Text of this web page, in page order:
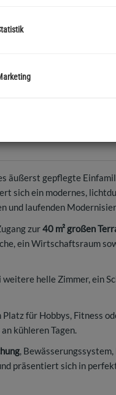
äußerst gepflegte
sich ein modernes,
und laufenden
zur40 m² großen
ein Wirtschaftsraum
helle Zimmer, ein
für Hobbys, Fitness
kühleren Tagen.
,
präsentiert sich in